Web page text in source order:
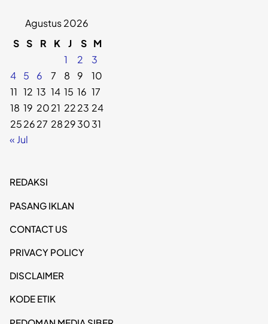
Agustus 2026
S S R K J S M
1
2
3
4
5 6 7 8 9
10
11 12 13 14 15 16 17
18 19 2021 2223 24
252627 28293031
« Jul
REDAKSI
PASANG IKLAN
CONTACT US
PRIVACY POLICY
DISCLAIMER
KODE ETIK